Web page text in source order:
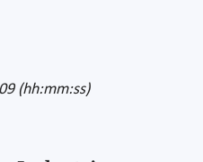
(hh:mm:ss)